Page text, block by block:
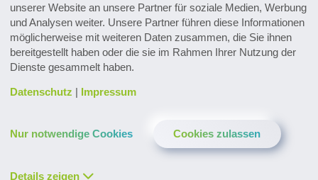
unserer Website an unsere Partner für soziale Medien, Werbung
und Analysen weiter. Unsere Partner führen diese Informationen
möglicherweise mit weiteren Daten zusammen, die Sie ihnen
bereitgestellt haben oder die sie im Rahmen Ihrer Nutzung der
Dienste gesammelt haben.
Datenschutz | Impressum
Details zeigen
Nur notwendige Cookies Cookies zulassen
anmelden
Datenschutz Impressum
LinkedIn